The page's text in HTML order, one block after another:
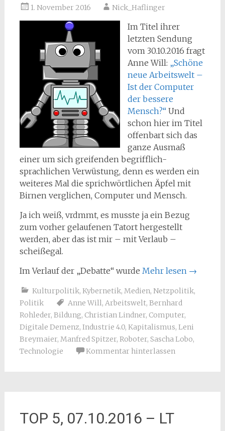
1. November 2016 Nick_Haflinger
Im Titel ihrer
letzten Sendung
vom 30.10.2016 fragt
Anne Will: „Schöne
neue Arbeitswelt –
Ist der Computer
der bessere
Mensch?“Und
schon hier im Titel
offenbart sich das
ganze Ausmaß
einer um sich greifenden begrifflich-
sprachlichen Verwüstung, denn es werden ein
weiteres Mal die sprichwörtlichen Äpfel mit
Birnen verglichen, Computer und Mensch.
Ja ich weiß, vrdmmt, es musste ja ein Bezug
zum vorher gelaufenen Tatort hergestellt
werden, aber das ist mir – mit Verlaub –
scheißegal.
Im Verlauf der „Debatte“ wurde Mehr lesen →
Kulturpolitik, Kybernetik, Medien, Netzpolitik,
Politik
Anne Will, Arbeitswelt, Bernhard
Rohleder, Bildung, Christian Lindner, Computer,
Digitale Demenz, Industrie 4.0, Kapitalismus, Leni
Breymaier, Manfred Spitzer, Roboter, Sascha Lobo,
Technologie
Kommentar hinterlassen
TOP 5, 07.10.2016 – LT